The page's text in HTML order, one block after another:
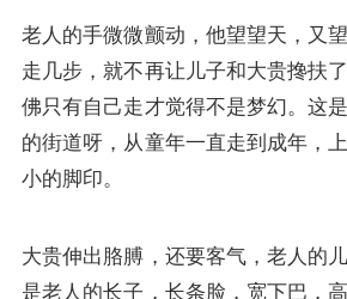
老人的手微微颤动，他望望天，又
走几步，就不再让儿子和大贵搀扶
佛只有自己走才觉得不是梦幻。这
的街道呀，从童年一直走到成年，
小的脚印。
大贵伸出胳膊，还要客气，老人的
是老人的长子，长条脸，宽下巴，